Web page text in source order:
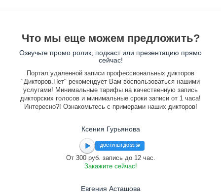
Что мы еще можем предложить?
Озвучьте промо ролик, подкаст или презентацию прямо
сейчас!
Портал удаленной записи профессиональных дикторов
"Дикторов.Нет" рекомендует Вам воспользоваться нашими
услугами! Минимальные тарифы на качественную запись
дикторских голосов и минимальные сроки записи от 1 часа!
Интересно?! Ознакомьтесь с примерами наших дикторов!
Ксения Гурьянова
ДОСТУПЕН ДО 23:59
От 300 руб. запись до 12 час.
Закажите сейчас!
Евгения Асташова